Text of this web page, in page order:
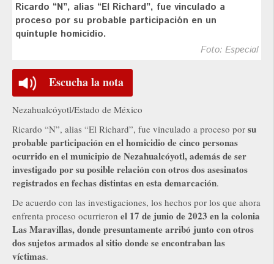
Ricardo “N”, alias “El Richard”, fue vinculado a
proceso por su probable participación en un
quíntuple homicidio.
Foto: Especial
Escucha la nota
Nezahualcóyotl/Estado de México
Ricardo “N”, alias “El Richard”, fue vinculado a proceso por su
probable participación en el homicidio de cinco personas
ocurrido en el municipio de Nezahualcóyotl, además de ser
investigado por su posible relación con otros dos asesinatos
registrados en fechas distintas en esta demarcación.
De acuerdo con las investigaciones, los hechos por los que ahora
enfrenta proceso ocurrieron el 17 de junio de 2023 en la colonia
Las Maravillas, donde presuntamente arribó junto con otros
dos sujetos armados al sitio donde se encontraban las
víctimas.